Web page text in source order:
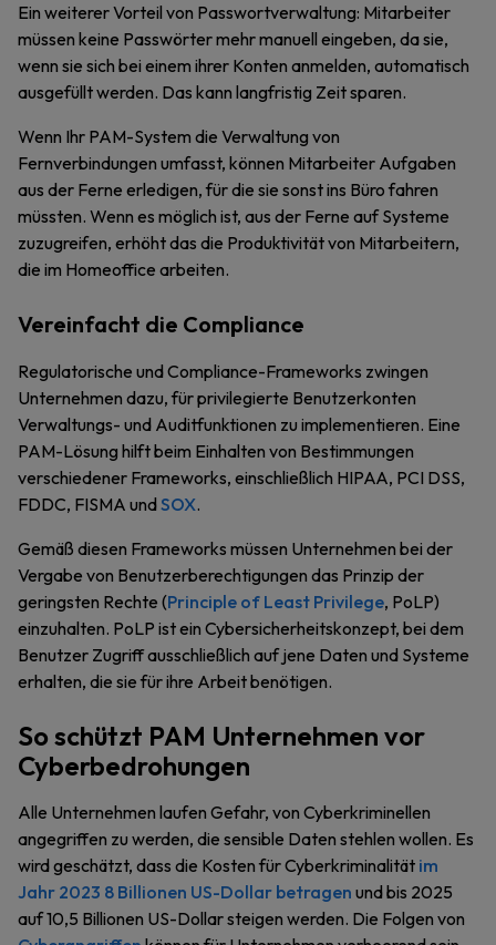
Ein weiterer Vorteil von Passwortverwaltung: Mitarbeiter
müssen keine Passwörter mehr manuell eingeben, da sie,
wenn sie sich bei einem ihrer Konten anmelden, automatisch
ausgefüllt werden. Das kann langfristig Zeit sparen.
Wenn Ihr PAM-System die Verwaltung von
Fernverbindungen umfasst, können Mitarbeiter Aufgaben
aus der Ferne erledigen, für die sie sonst ins Büro fahren
müssten. Wenn es möglich ist, aus der Ferne auf Systeme
zuzugreifen, erhöht das die Produktivität von Mitarbeitern,
die im Homeoffice arbeiten.
Vereinfacht die Compliance
Regulatorische und Compliance-Frameworks zwingen
Unternehmen dazu, für privilegierte Benutzerkonten
Verwaltungs- und Auditfunktionen zu implementieren. Eine
PAM-Lösung hilft beim Einhalten von Bestimmungen
verschiedener Frameworks, einschließlich HIPAA, PCI DSS,
FDDC, FISMA undSOX.
Gemäß diesen Frameworks müssen Unternehmen bei der
Vergabe von Benutzerberechtigungen das Prinzip der
geringsten Rechte (Principle of Least Privilege, PoLP)
einzuhalten. PoLP ist ein Cybersicherheitskonzept, bei dem
Benutzer Zugriff ausschließlich auf jene Daten und Systeme
erhalten, die sie für ihre Arbeit benötigen.
So schützt PAM Unternehmen vor
Cyberbedrohungen
Alle Unternehmen laufen Gefahr, von Cyberkriminellen
angegriffen zu werden, die sensible Daten stehlen wollen. Es
wird geschätzt, dass die Kosten für Cyberkriminalität im
Jahr 2023 8 Billionen US-Dollar betragen und bis 2025
auf 10,5 Billionen US-Dollar steigen werden. Die Folgen von